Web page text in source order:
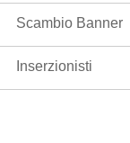
Scambio Banner
Inserzionisti